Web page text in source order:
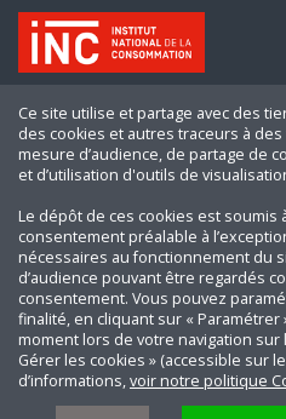
Ce site utilise et partage avec des
des cookies et autres traceurs à
mesure d’audience, de partage de
et d’utilisation d'outils de
Le dépôt de ces cookies est soumis
consentement préalable à
nécessaires au fonctionnement du
d’audience pouvant être regardés
consentement. Vous pouvez
finalité, en cliquant sur «
moment lors de votre navigation sur
Gérer les cookies » (accessible sur
d’informations,voir notre politique